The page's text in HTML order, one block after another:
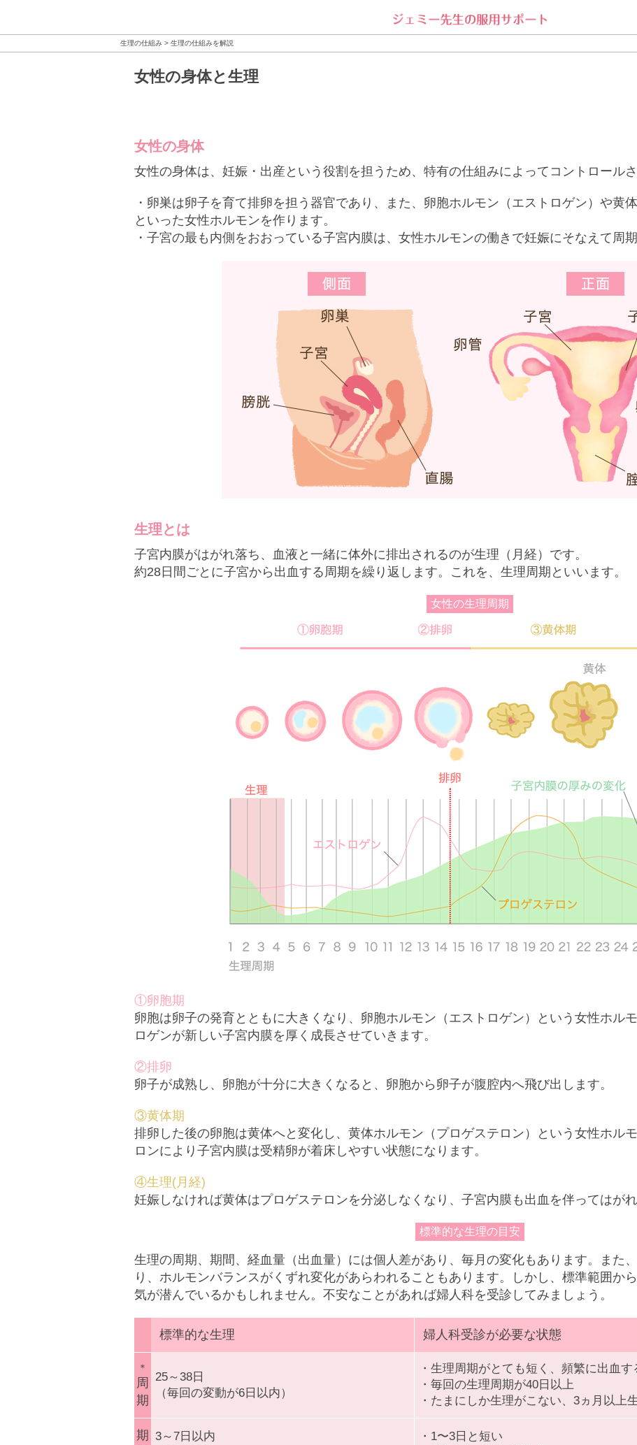
生理の仕組み 生理の仕組みを解説
女性の身体と生理
女性の身体
女性の身体は、妊娠・出産という役割を担うため、特有の仕組みによってコントロールさ
・卵巣は卵子を育て排卵を担う器官であり、また、卵胞ホルモン（エストロゲン）や黄
といった女性ホルモンを作ります。
・子宮の最も内側をおおっている子宮内膜は、女性ホルモンの働きで妊娠にそなえて周
生理とは
子宮内膜がはがれ落ち、血液と一緒に体外に排出されるのが生理（月経）です。
約28日間ごとに子宮から出血する周期を繰り返します。これを、生理周期といいます。
女性の生理周期
①卵胞期
卵胞は卵子の発育とともに大きくなり、卵胞ホルモン（エストロゲン）という女性ホル
ロゲンが新しい子宮内膜を厚く成長させていきます。
②排卵
卵子が成熟し、卵胞が十分に大きくなると、卵胞から卵子が腹腔内へ飛び出します。
③黄体期
排卵した後の卵胞は黄体へと変化し、黄体ホルモン（プロゲステロン）という女性ホル
ロンにより子宮内膜は受精卵が着床しやすい状態になります。
④生理(月経)
妊娠しなければ黄体はプロゲステロンを分泌しなくなり、子宮内膜も出血を伴ってはが
標準的な生理の目安
生理の周期、期間、経血量（出血量）には個人差があり、毎月の変化もあります。また
り、ホルモンバランスがくずれ変化があらわれることもあります。しかし、標準範囲か
気が潜んでいるかもしれません。不安なことがあれば婦人科を受診してみましょう。
標準的な生理 婦人科受診が必要な状態
＊
周
期
25～38日
（毎回の変動が6日以内）
・生理周期がとても短く、頻繁に出血す
・毎回の生理周期が40日以上
・たまにしか生理がこない、3ヵ月以上
期 3～7日以内
・1〜3日と短い